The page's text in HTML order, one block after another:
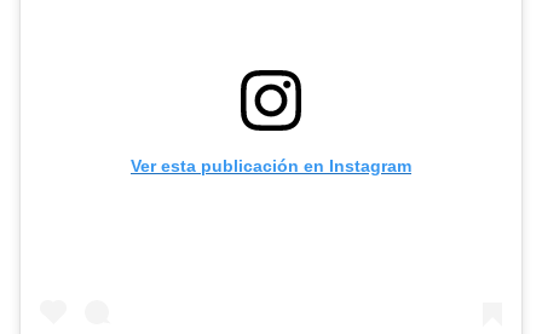
Ver esta publicación en Instagram